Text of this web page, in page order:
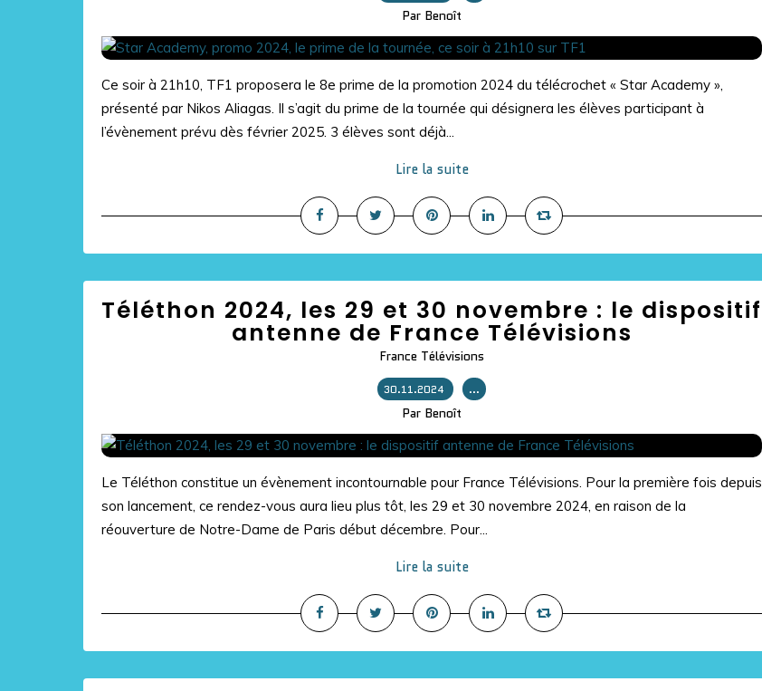
Par Benoît
Ce soir à 21h10, TF1 proposera le 8e prime de la promotion 2024 du télécrochet « Star Academy »,
présenté par Nikos Aliagas. Il s’agit du prime de la tournée qui désignera les élèves participant à
l’évènement prévu dès février 2025. 3 élèves sont déjà...
Lire la suite
Téléthon 2024, les 29 et 30 novembre : le dispositif
antenne de France Télévisions
France Télévisions
30.11.2024 …
Par Benoît
Le Téléthon constitue un évènement incontournable pour France Télévisions. Pour la première fois depuis
son lancement, ce rendez-vous aura lieu plus tôt, les 29 et 30 novembre 2024, en raison de la
réouverture de Notre-Dame de Paris début décembre. Pour...
Lire la suite